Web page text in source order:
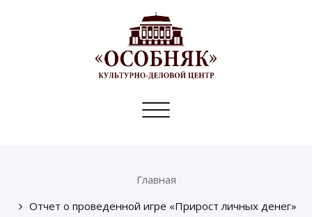
Toggle
Главная
Отчет о проведенной игре «Прирост личных денег»